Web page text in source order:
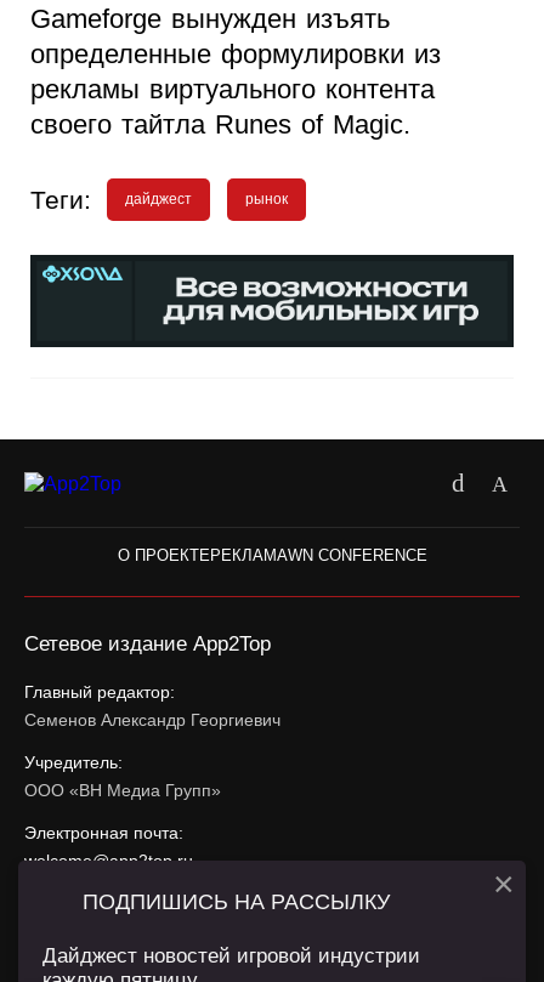
Gameforge вынужден изъять
определенные формулировки из
рекламы виртуального контента
своего тайтла Runes of Magic.
Теги: дайджест рынок
О ПРОЕКТЕРЕКЛАМАWN CONFERENCE
Сетевое издание App2Top
Главный редактор:
Семенов Александр Георгиевич
Учредитель:
ООО «ВН Медиа Групп»
Электронная почта:
welcome@app2top.ru
При использовании материалов активная ссылка на
ПОДПИШИСЬ НА РАССЫЛКУ
Дайджест новостей игровой индустрии
×